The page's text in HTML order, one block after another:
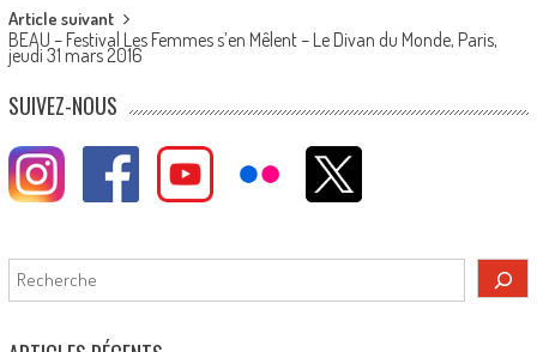
Article suivant
BEAU – Festival Les Femmes s’en Mêlent – Le Divan du Monde, Paris,
jeudi 31 mars 2016
SUIVEZ-NOUS
Rechercher